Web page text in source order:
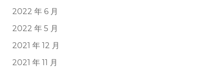
2022 年 6 月
2022 年 5 月
2021 年 12 月
2021 年 11 月